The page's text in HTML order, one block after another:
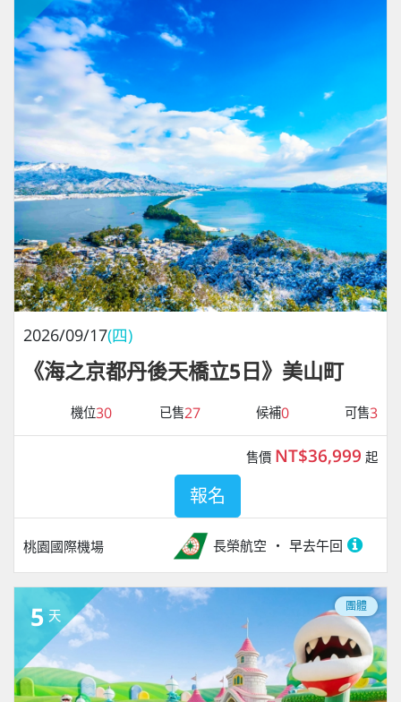
2026/09/17(四)
《海之京都丹後天橋立5日》美山町
機位30 已售27 候補0 可售3
桃園國際機場 長榮航空 早去午回
售價 NT$36,999 起
報名
5 天
團體